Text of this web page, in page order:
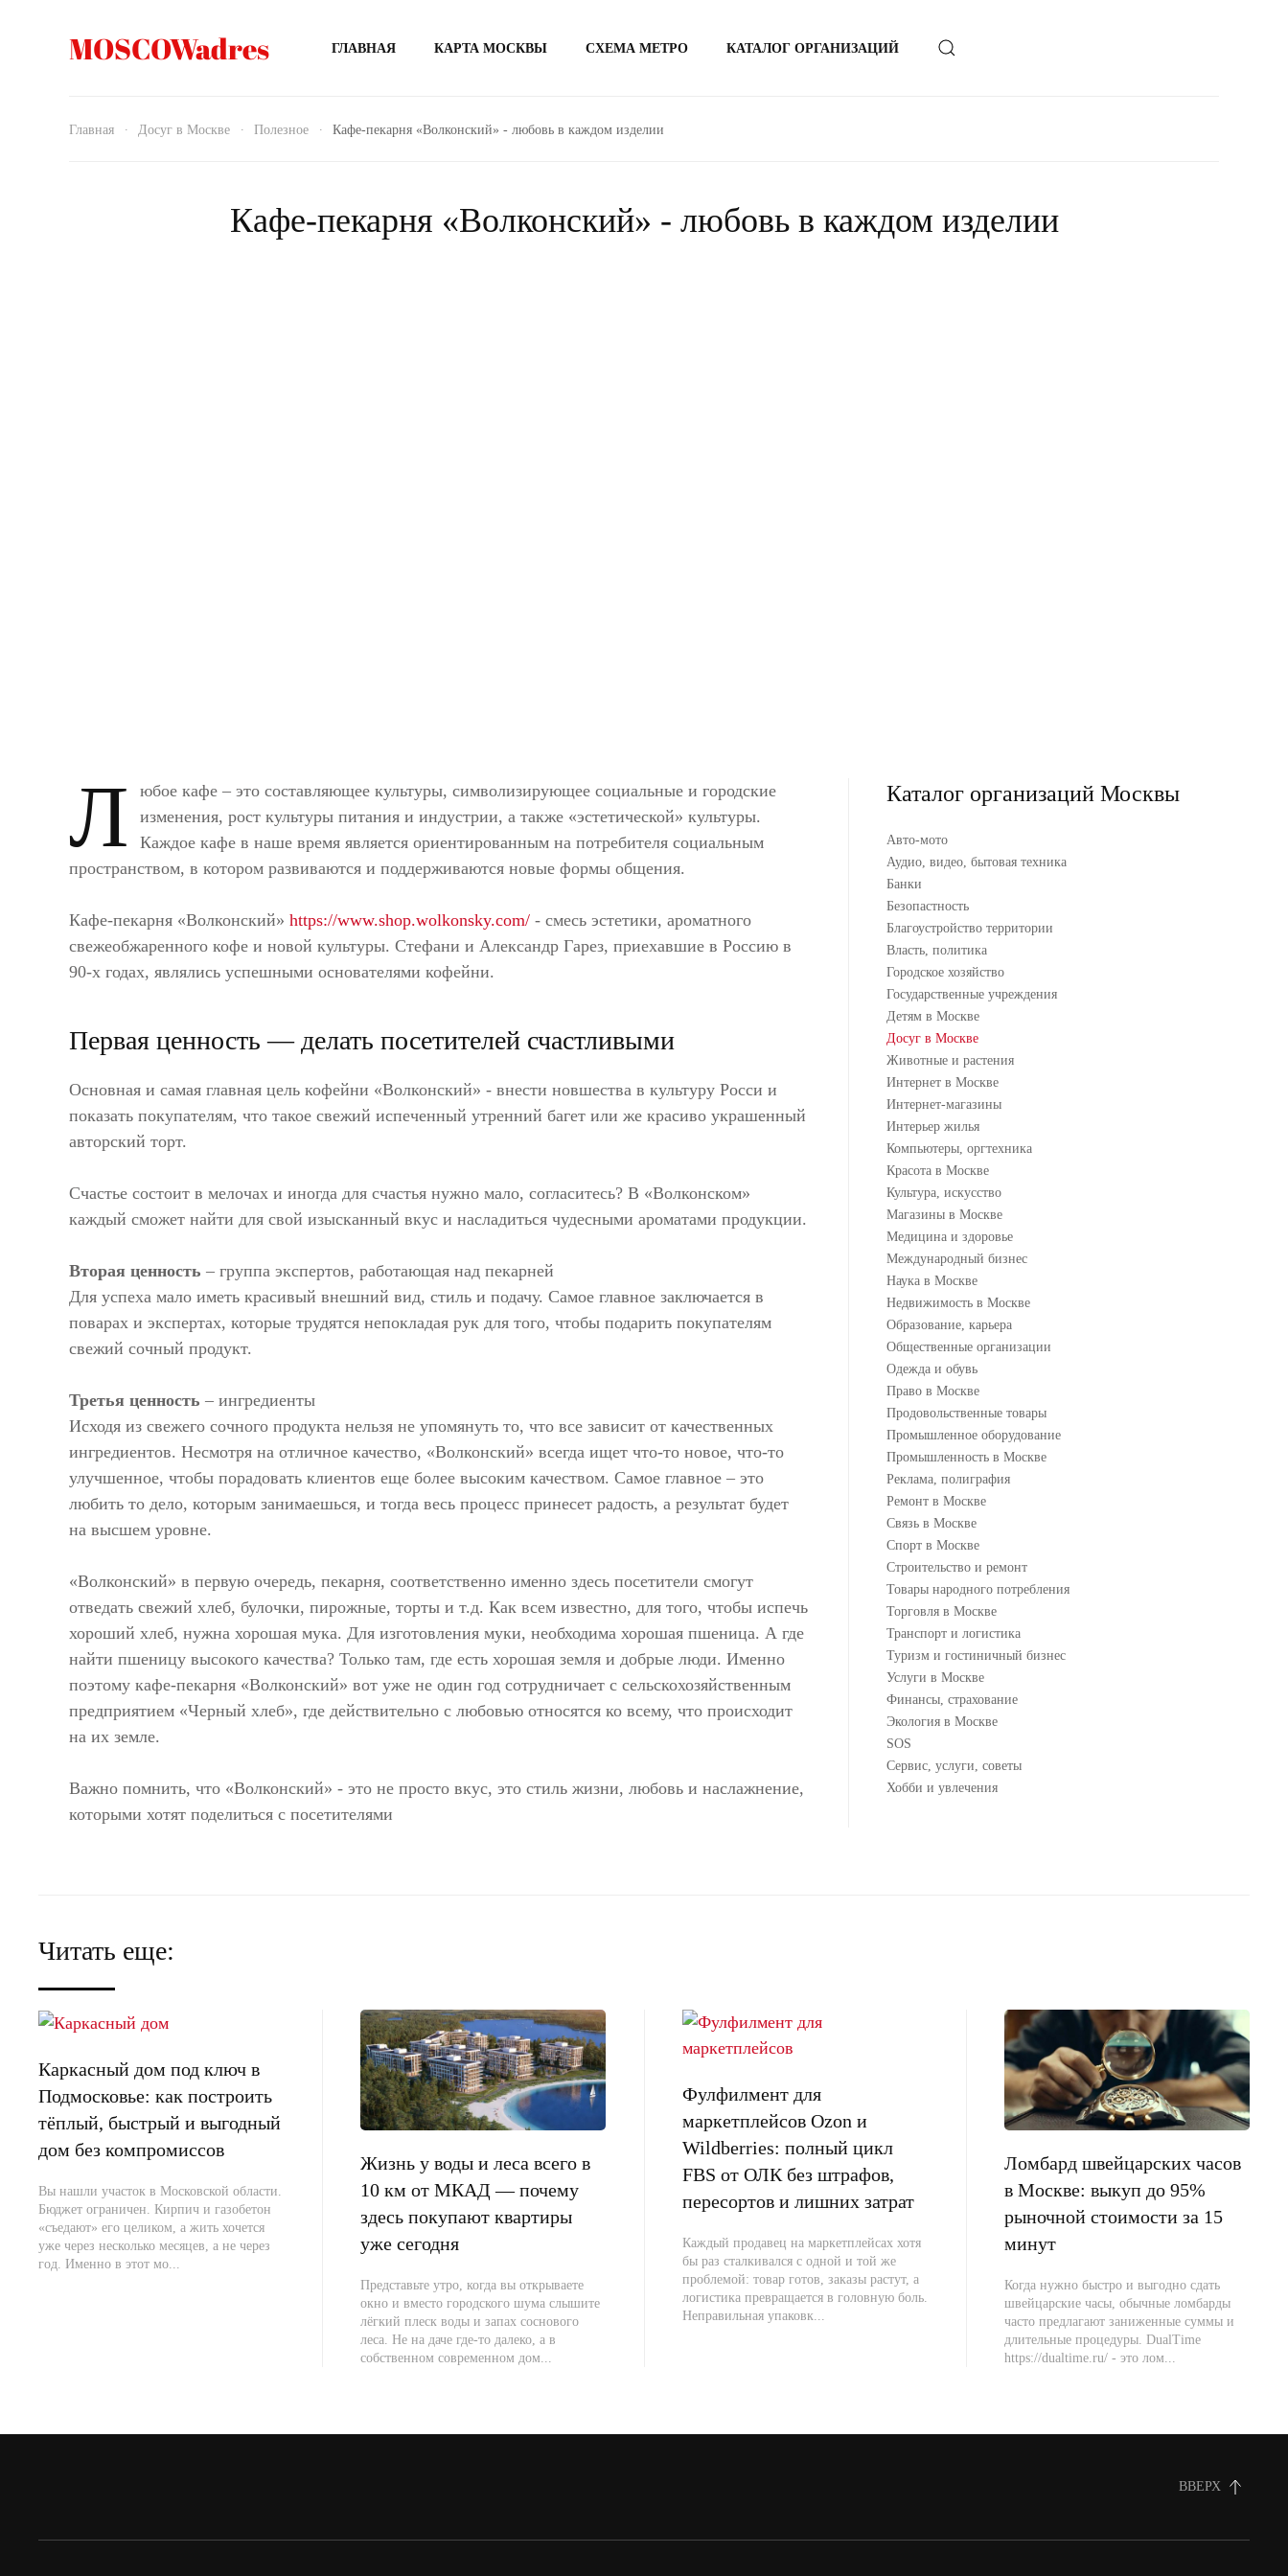
MOSCOWadres ГЛАВНАЯ КАРТА МОСКВЫ СХЕМА МЕТРО КАТАЛОГ ОРГАНИЗАЦИЙ
Главная Досуг в Москве Полезное Кафе-пекарня «Волконский» - любовь в каждом изделии
Кафе-пекарня «Волконский» - любовь в каждом изделии
Л
юбое кафе – это составляющее культуры, символизирующее социальные и городские
изменения, рост культуры питания и индустрии, а также «эстетической» культуры.
Каждое кафе в наше время является ориентированным на потребителя социальным
пространством, в котором развиваются и поддерживаются новые формы общения.
Кафе-пекарня «Волконский» https://www.shop.wolkonsky.com/ - смесь эстетики, ароматного
свежеобжаренного кофе и новой культуры. Стефани и Александр Гарез, приехавшие в Россию в
90-х годах, являлись успешными основателями кофейни.
Первая ценность — делать посетителей счастливыми
Основная и самая главная цель кофейни «Волконский» - внести новшества в культуру Росси и
показать покупателям, что такое свежий испеченный утренний багет или же красиво украшенный
авторский торт.
Счастье состоит в мелочах и иногда для счастья нужно мало, согласитесь? В «Волконском»
каждый сможет найти для свой изысканный вкус и насладиться чудесными ароматами продукции.
Вторая ценность – группа экспертов, работающая над пекарней
Для успеха мало иметь красивый внешний вид, стиль и подачу. Самое главное заключается в
поварах и экспертах, которые трудятся непокладая рук для того, чтобы подарить покупателям
свежий сочный продукт.
Третья ценность – ингредиенты
Исходя из свежего сочного продукта нельзя не упомянуть то, что все зависит от качественных
ингредиентов. Несмотря на отличное качество, «Волконский» всегда ищет что-то новое, что-то
улучшенное, чтобы порадовать клиентов еще более высоким качеством. Самое главное – это
любить то дело, которым занимаешься, и тогда весь процесс принесет радость, а результат будет
на высшем уровне.
«Волконский» в первую очередь, пекарня, соответственно именно здесь посетители смогут
отведать свежий хлеб, булочки, пирожные, торты и т.д. Как всем известно, для того, чтобы испечь
хороший хлеб, нужна хорошая мука. Для изготовления муки, необходима хорошая пшеница. А где
найти пшеницу высокого качества? Только там, где есть хорошая земля и добрые люди. Именно
поэтому кафе-пекарня «Волконский» вот уже не один год сотрудничает с сельскохозяйственным
предприятием «Черный хлеб», где действительно с любовью относятся ко всему, что происходит
на их земле.
Важно помнить, что «Волконский» - это не просто вкус, это стиль жизни, любовь и наслажнение,
которыми хотят поделиться с посетителями
Каталог организаций Москвы
Авто-мото
Аудио, видео, бытовая техника
Банки
Безопастность
Благоустройство территории
Власть, политика
Городское хозяйство
Государственные учреждения
Детям в Москве
Досуг в Москве
Животные и растения
Интернет в Москве
Интернет-магазины
Интерьер жилья
Компьютеры, оргтехника
Красота в Москве
Культура, искусство
Магазины в Москве
Медицина и здоровье
Международный бизнес
Наука в Москве
Недвижимость в Москве
Образование, карьера
Общественные организации
Одежда и обувь
Право в Москве
Продовольственные товары
Промышленное оборудование
Промышленность в Москве
Реклама, полиграфия
Ремонт в Москве
Связь в Москве
Спорт в Москве
Строительство и ремонт
Товары народного потребления
Торговля в Москве
Транспорт и логистика
Туризм и гостиничный бизнес
Услуги в Москве
Финансы, страхование
Экология в Москве
SOS
Сервис, услуги, советы
Хобби и увлечения
Читать еще:
Каркасный дом под ключ в
Подмосковье: как построить
тёплый, быстрый и выгодный
дом без компромиссов
Вы нашли участок в Московской области.
Бюджет ограничен. Кирпич и газобетон
«съедают» его целиком, а жить хочется
уже через несколько месяцев, а не через
год. Именно в этот мо...
Жизнь у воды и леса всего в
10 км от МКАД — почему
здесь покупают квартиры
уже сегодня
Представьте утро, когда вы открываете
окно и вместо городского шума слышите
лёгкий плеск воды и запах соснового
леса. Не на даче где-то далеко, а в
собственном современном дом...
Фулфилмент для
маркетплейсов Ozon и
Wildberries: полный цикл
FBS от ОЛК без штрафов,
пересортов и лишних затрат
Каждый продавец на маркетплейсах хотя
бы раз сталкивался с одной и той же
проблемой: товар готов, заказы растут, а
логистика превращается в головную боль.
Неправильная упаковк...
Ломбард швейцарских часов
в Москве: выкуп до 95%
рыночной стоимости за 15
минут
Когда нужно быстро и выгодно сдать
швейцарские часы, обычные ломбарды
часто предлагают заниженные суммы и
длительные процедуры. DualTime
https://dualtime.ru/ - это лом...
ВВЕРХ